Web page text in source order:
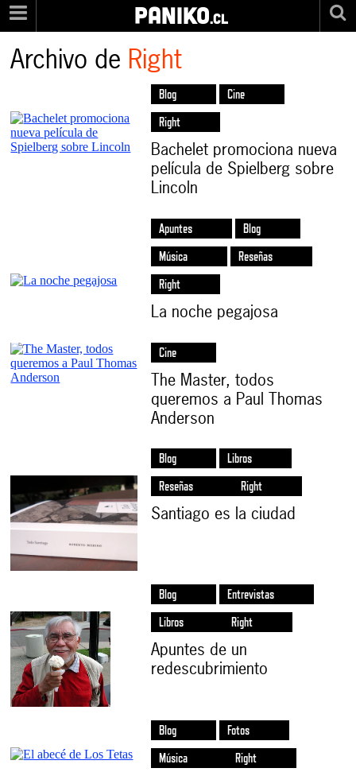
PANIKO.cl
Archivo de Right
Blog
Cine
Right
Bachelet promociona nueva
película de Spielberg sobre
Lincoln
Apuntes
Blog
Música
Reseñas
Right
La noche pegajosa
Cine
The Master, todos
queremos a Paul Thomas
Anderson
Blog
Libros
Reseñas
Right
Santiago es la ciudad
Blog
Entrevistas
Libros
Right
Apuntes de un
redescubrimiento
Blog
Fotos
Música
Right